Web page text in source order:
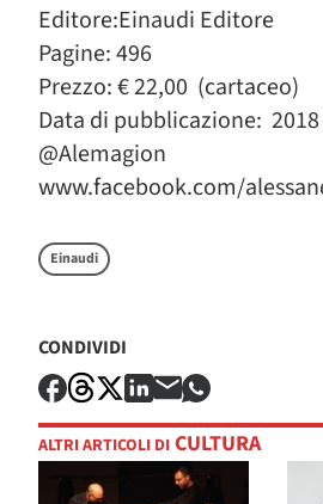
Editore:Einaudi Editore
Pagine: 496
Prezzo: € 22,00 (cartaceo)
Data di pubblicazione: 2018
@Alemagion
www.facebook.com/
Einaudi
CONDIVIDI
ALTRI ARTICOLI DI CULTURA